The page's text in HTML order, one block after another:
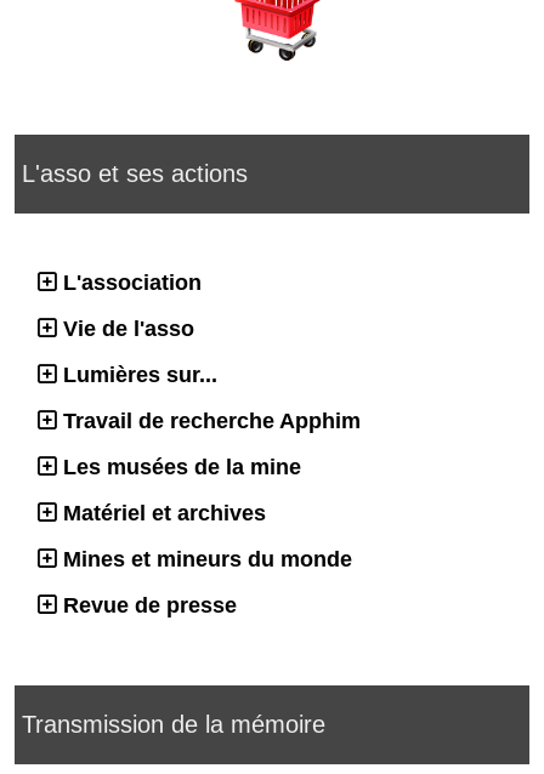
L'asso et ses actions
L'association
Vie de l'asso
Lumières sur...
Travail de recherche Apphim
Les musées de la mine
Matériel et archives
Mines et mineurs du monde
Revue de presse
Transmission de la mémoire